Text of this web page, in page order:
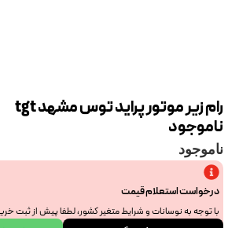
رام زیر موتور پراید توس مشهد tgt
ناموجود
ناموجود
درخواست استعلام قیمت
با توجه به نوسانات و شرایط متغیر کشور، لطفا پیش از ثبت